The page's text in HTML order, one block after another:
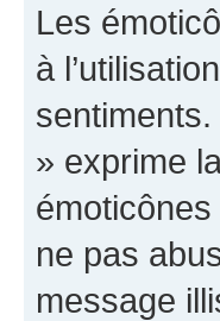
Les
à
» exprime
ne pas
message